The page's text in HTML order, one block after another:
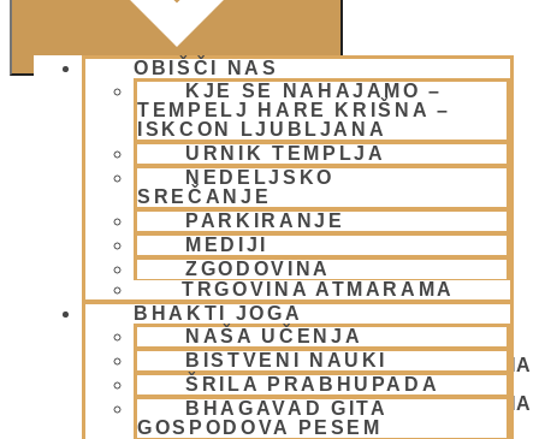
OBIŠČI NAS
KJE SE NAHAJAMO –
TEMPELJ HARE KRIŠNA –
ISKCON LJUBLJANA
URNIK TEMPLJA
NEDELJSKO
SREČANJE
PARKIRANJE
MEDIJI
ZGODOVINA
TRGOVINA ATMARAMA
BHAKTI JOGA
NAŠA UČENJA
BISTVENI NAUKI
ŠRILA PRABHUPADA
BHAGAVAD GITA
GOSPODOVA PESEM
NEDELJSKO SREČANJE - CENTER HARE KRIŠNA
LJUBLJANA
NEDELJSKO SREČANJE - CENTER HARE KRIŠNA
LJUBLJANA